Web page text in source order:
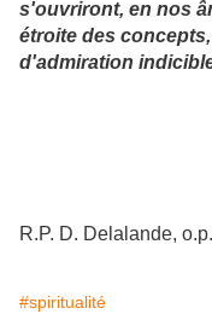
s'ouvriront, en nos
étroite des
d'admiration
R.P. D. Delalande, o.p.
#spiritualité